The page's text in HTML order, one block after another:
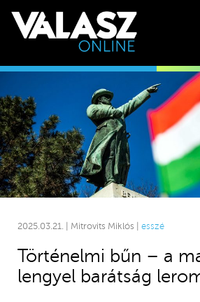
2025.03.21. | Mitrovits Miklós | esszé
Történelmi bűn – a
lengyel barátság